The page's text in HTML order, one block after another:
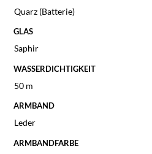
Quarz (Batterie)
GLAS
Saphir
WASSERDICHTIGKEIT
50 m
ARMBAND
Leder
ARMBANDFARBE